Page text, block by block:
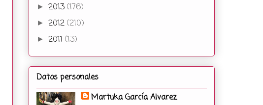
► 2013 (176)
► 2012 (210)
► 2011 (13)
Datos personales
Martuka García Alvarez